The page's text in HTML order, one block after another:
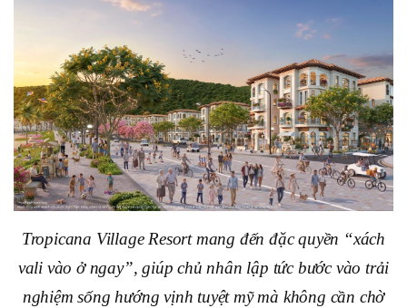
Tropicana Village Resort mang đến đặc quyền “xách
vali vào ở ngay”, giúp chủ nhân lập tức bước vào trải
nghiệm sống hướng vịnh tuyệt mỹ mà không cần chờ